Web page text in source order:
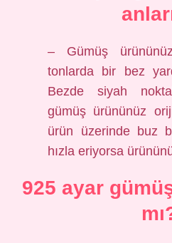
– Gümüş
tonlarda bir bez
Bezde siyah
gümüş ürününüz
ürün üzerinde buz
hızla eriyorsa
925 ayar